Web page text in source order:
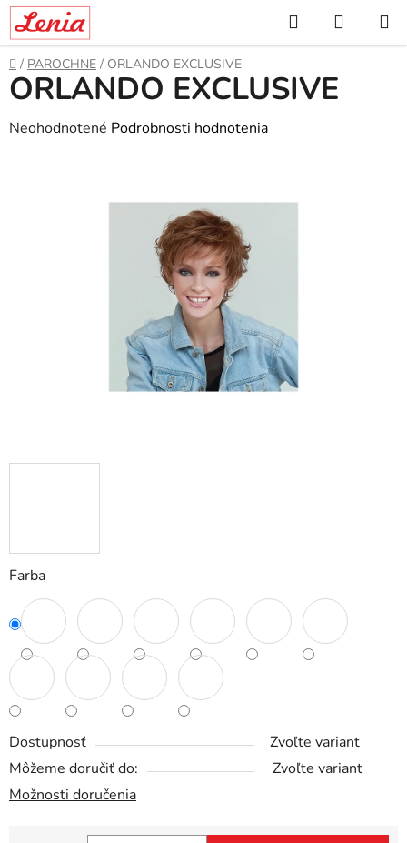
Prejsť
obsah
Hľadať
KOŠÍK
Domov
/ PAROCHNE / ORLANDO EXCLUSIVE
Farba
Dostupnosť
Zvoľte variant
Môžeme doručiť do:
Zvoľte variant
Možnosti doručenia
ORLANDO EXCLUSIVE
Priemerné
Neohodnotené Podrobnosti hodnotenia